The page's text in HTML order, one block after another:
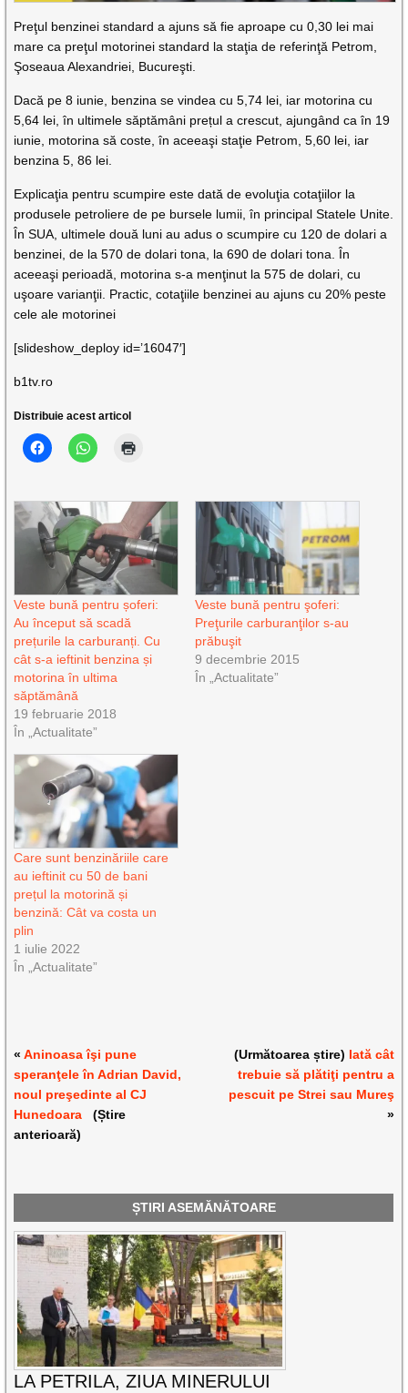
Preţul benzinei standard a ajuns să fie aproape cu 0,30 lei mai
mare ca preţul motorinei standard la staţia de referinţă Petrom,
Şoseaua Alexandriei, Bucureşti.
Dacă pe 8 iunie, benzina se vindea cu 5,74 lei, iar motorina cu
5,64 lei, în ultimele săptămâni prețul a crescut, ajungând ca în 19
iunie, motorina să coste, în aceeaşi staţie Petrom, 5,60 lei, iar
benzina 5, 86 lei.
Explicaţia pentru scumpire este dată de evoluţia cotaţiilor la
produsele petroliere de pe bursele lumii, în principal Statele Unite.
În SUA, ultimele două luni au adus o scumpire cu 120 de dolari a
benzinei, de la 570 de dolari tona, la 690 de dolari tona. În
aceeaşi perioadă, motorina s-a menţinut la 575 de dolari, cu
uşoare varianţii. Practic, cotaţiile benzinei au ajuns cu 20% peste
cele ale motorinei
[slideshow_deploy id=’16047′]
b1tv.ro
Distribuie acest articol
Veste bună pentru șoferi:
Au început să scadă
prețurile la carburanți. Cu
cât s-a ieftinit benzina și
motorina în ultima
săptămână
19 februarie 2018
În „Actualitate”
Veste bună pentru şoferi:
Preţurile carburanţilor s-au
prăbuşit
9 decembrie 2015
În „Actualitate”
Care sunt benzinăriile care
au ieftinit cu 50 de bani
prețul la motorină și
benzină: Cât va costa un
plin
1 iulie 2022
În „Actualitate”
«Aninoasa îşi pune
speranţele în Adrian David,
noul preşedinte al CJ
Hunedoara
(Știre
anterioară)
(Următoarea știre) Iată cât
trebuie să plătiţi pentru a
pescuit pe Strei sau Mureş
»
ȘTIRI ASEMĂNĂTOARE
LA PETRILA, ZIUA MINERULUI